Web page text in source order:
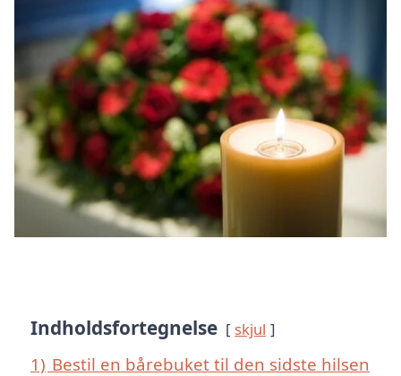
Indholdsfortegnelse skjul
1) Bestil en bårebuket til den sidste hilsen